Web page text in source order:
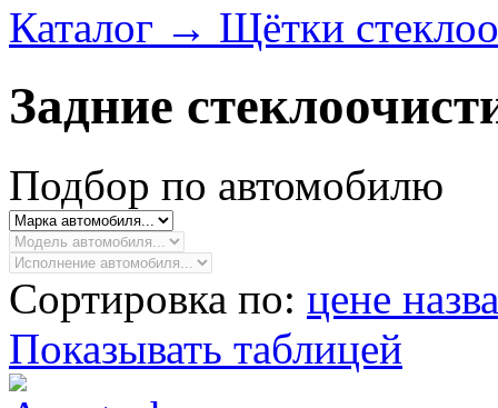
Каталог → Щётки
Задние
Подбор по автомобилю
Сортировка по: цене
Показывать таблицей